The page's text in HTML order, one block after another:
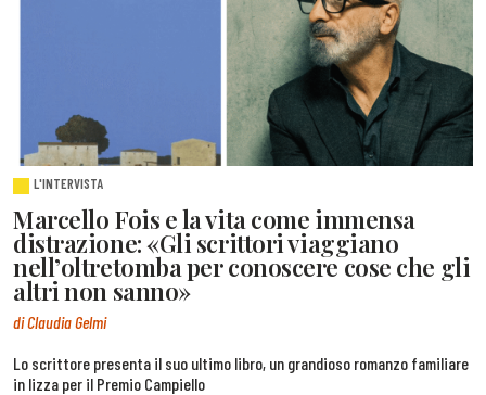
L'INTERVISTA
Marcello Fois e la vita come immensa
distrazione: «Gli scrittori viaggiano
nell’oltretomba per conoscere cose che gli
altri non sanno»
di Claudia Gelmi
Lo scrittore presenta il suo ultimo libro, un grandioso romanzo familiare
in lizza per il Premio Campiello